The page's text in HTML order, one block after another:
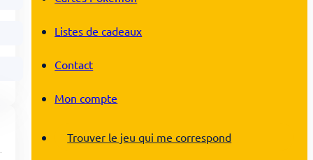
Listes de cadeaux
Contact
Mon compte
Trouver le jeu qui me correspond